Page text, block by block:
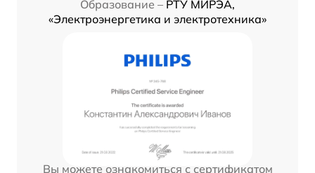
Образование – РТУ МИРЭА,
«Электроэнергетика и электротехника»
Вы можете ознакомиться с сертификатом